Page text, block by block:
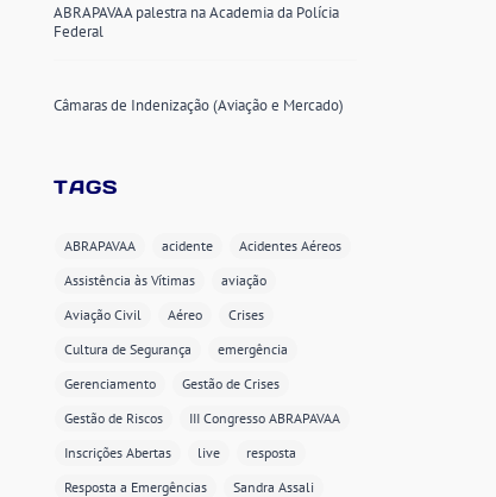
ABRAPAVAA palestra na Academia da Polícia
Federal
Câmaras de Indenização (Aviação e Mercado)
TAGS
ABRAPAVAA acidente
Acidentes Aéreos
Assistência às Vítimas
aviação
Aviação Civil
Aéreo
Crises
Cultura de Segurança
emergência
Gerenciamento
Gestão de Crises
Gestão de Riscos
III Congresso ABRAPAVAA
Inscrições Abertas
live
resposta
Resposta a Emergências
Sandra Assali